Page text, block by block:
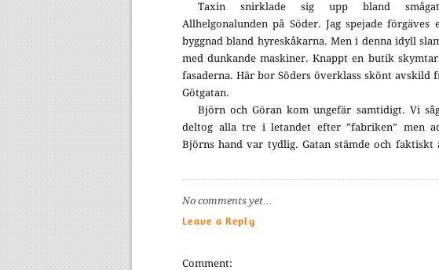
Taxin snirklade sig upp bland
Allhelgonalunden på Söder. Jag spejade förgäves
byggnad bland hyreskåkarna. Men i denna idyll
med dunkande maskiner. Knappt en butik
fasaderna. Här bor Söders överklass skönt avskild
Götgatan.
Björn och Göran kom ungefär samtidigt. Vi
deltog alla tre i letandet efter ”fabriken” men
Björns hand var tydlig. Gatan stämde och faktiskt
No comments yet…
Leave a Reply
Comment